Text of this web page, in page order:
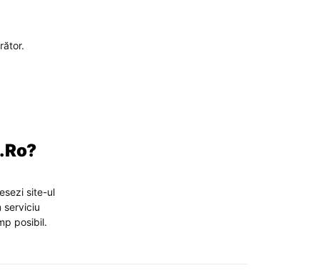
site-ul
serviciu
posibil.